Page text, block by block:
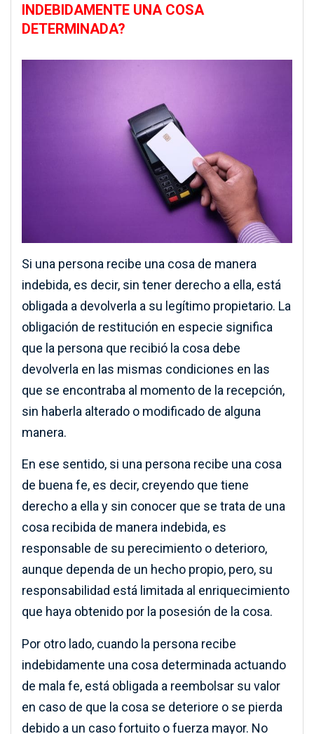
INDEBIDAMENTE UNA COSA
DETERMINADA?
Si una persona recibe una cosa de manera
indebida, es decir, sin tener derecho a ella, está
obligada a devolverla a su legítimo propietario. La
obligación de restitución en especie significa
que la persona que recibió la cosa debe
devolverla en las mismas condiciones en las
que se encontraba al momento de la recepción,
sin haberla alterado o modificado de alguna
manera.
En ese sentido, si una persona recibe una cosa
de buena fe, es decir, creyendo que tiene
derecho a ella y sin conocer que se trata de una
cosa recibida de manera indebida, es
responsable de su perecimiento o deterioro,
aunque dependa de un hecho propio, pero, su
responsabilidad está limitada al enriquecimiento
que haya obtenido por la posesión de la cosa.
Por otro lado, cuando la persona recibe
indebidamente una cosa determinada actuando
de mala fe, está obligada a reembolsar su valor
en caso de que la cosa se deteriore o se pierda
debido a un caso fortuito o fuerza mayor. No